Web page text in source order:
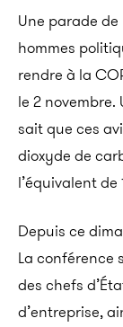
Une parade
hommes
rendre à la
le 2 novembre.
sait que ces
dioxyde de
l’équivalent de
Depuis ce
La conférence
des chefs
d’entreprise,